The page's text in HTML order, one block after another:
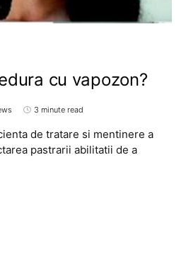
cu vapozon?
3 minute read
de tratare si mentinere a
pastrarii abilitatii de a